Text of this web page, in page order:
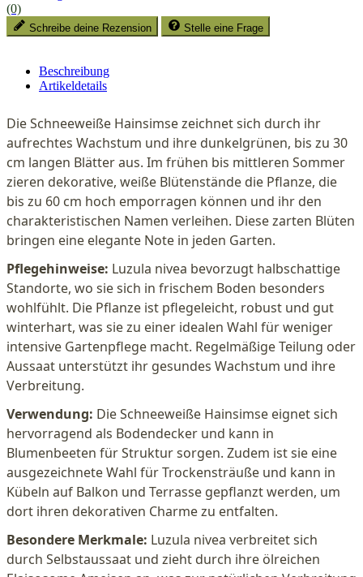
(0)
Schreibe deine Rezension Stelle eine Frage
Beschreibung
Artikeldetails
Die Schneeweiße Hainsimse zeichnet sich durch ihr
aufrechtes Wachstum und ihre dunkelgrünen, bis zu 30
cm langen Blätter aus. Im frühen bis mittleren Sommer
zieren dekorative, weiße Blütenstände die Pflanze, die
bis zu 60 cm hoch emporragen können und ihr den
charakteristischen Namen verleihen. Diese zarten Blüten
bringen eine elegante Note in jeden Garten.
Pflegehinweise: Luzula nivea bevorzugt halbschattige
Standorte, wo sie sich in frischem Boden besonders
wohlfühlt. Die Pflanze ist pflegeleicht, robust und gut
winterhart, was sie zu einer idealen Wahl für weniger
intensive Gartenpflege macht. Regelmäßige Teilung oder
Aussaat unterstützt ihr gesundes Wachstum und ihre
Verbreitung.
Verwendung: Die Schneeweiße Hainsimse eignet sich
hervorragend als Bodendecker und kann in
Blumenbeeten für Struktur sorgen. Zudem ist sie eine
ausgezeichnete Wahl für Trockensträuße und kann in
Kübeln auf Balkon und Terrasse gepflanzt werden, um
dort ihren dekorativen Charme zu entfalten.
Besondere Merkmale: Luzula nivea verbreitet sich
durch Selbstaussaat und zieht durch ihre ölreichen